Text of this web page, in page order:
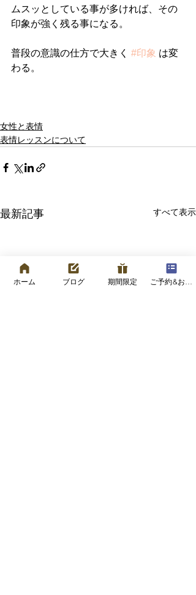
ムスッとしている事が多ければ、その
印象が強く残る事になる。
普段の意識の仕方で大きく #印象 は変
わる。
女性と表情
表情レッスンについて
最新記事 すべて表示
ホーム ブログ 期間限定